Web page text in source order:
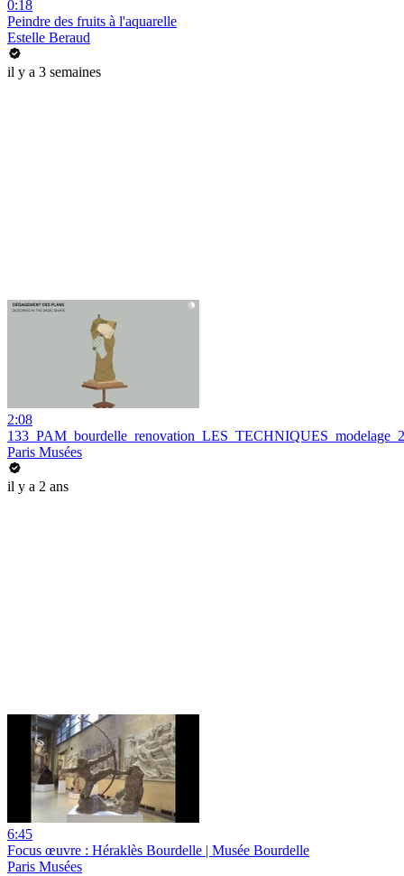
0:18
Peindre des fruits à l'aquarelle
Estelle Beraud
il y a 3 semaines
2:08
Paris Musées
il y a 2 ans
6:45
Focus œuvre : Héraklès Bourdelle | Musée Bourdelle
Paris Musées